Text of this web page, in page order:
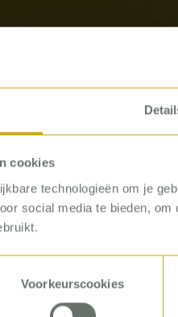
cookies
technologieën om je
social media te bieden,
Voorkeurscookies